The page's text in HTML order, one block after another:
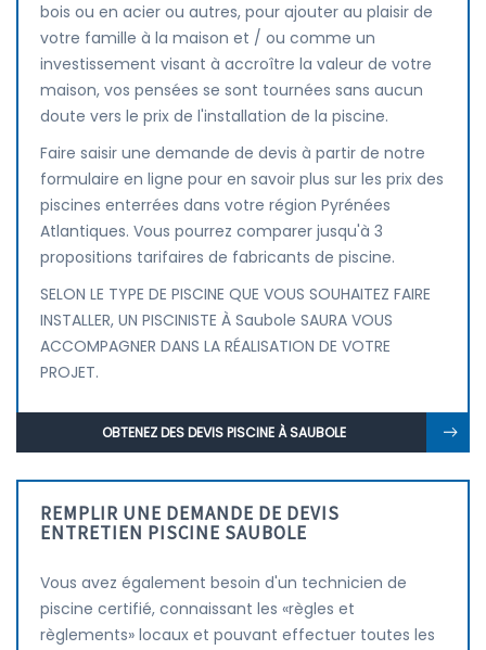
bois ou en acier ou autres, pour ajouter au plaisir de
votre famille à la maison et / ou comme un
investissement visant à accroître la valeur de votre
maison, vos pensées se sont tournées sans aucun
doute vers le prix de l'installation de la piscine.
Faire saisir une demande de devis à partir de notre
formulaire en ligne pour en savoir plus sur les prix des
piscines enterrées dans votre région Pyrénées
Atlantiques. Vous pourrez comparer jusqu'à 3
propositions tarifaires de fabricants de piscine.
SELON LE TYPE DE PISCINE QUE VOUS SOUHAITEZ FAIRE
INSTALLER, UN PISCINISTE À Saubole SAURA VOUS
ACCOMPAGNER DANS LA RÉALISATION DE VOTRE
PROJET.
OBTENEZ DES DEVIS PISCINE À SAUBOLE
REMPLIR UNE DEMANDE DE DEVIS
ENTRETIEN PISCINE SAUBOLE
Vous avez également besoin d'un technicien de
piscine certifié, connaissant les «règles et
règlements» locaux et pouvant effectuer toutes les